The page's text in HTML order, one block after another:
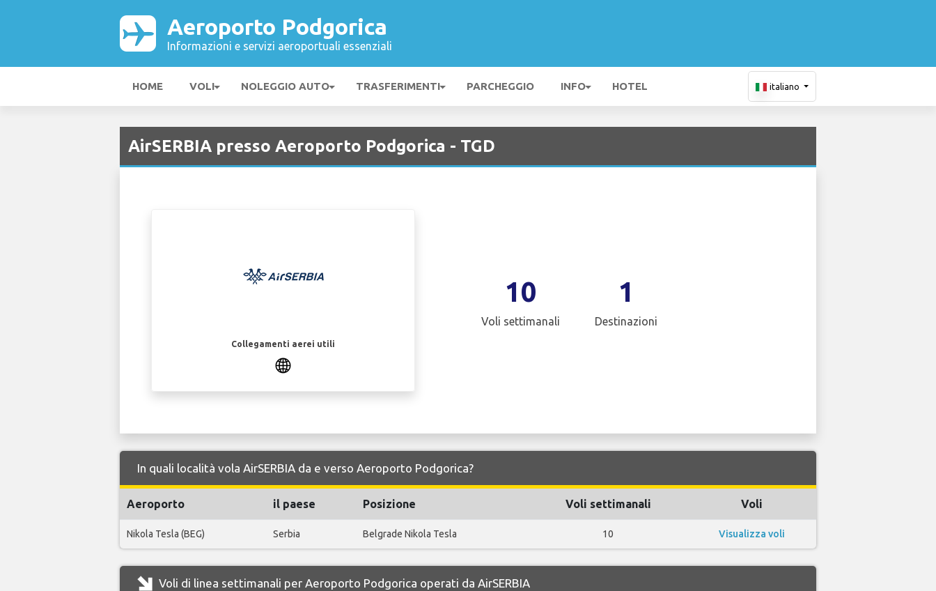
Aeroporto Podgorica
Informazioni e servizi aeroportuali essenziali
HOME VOLI NOLEGGIO AUTO TRASFERIMENTI PARCHEGGIO INFO HOTEL italiano
AirSERBIA presso Aeroporto Podgorica - TGD
Collegamenti aerei utili
10
Voli settimanali
1
Destinazioni
In quali località vola AirSERBIA da e verso Aeroporto Podgorica?
Aeroporto il paese Posizione Voli settimanali Voli
Nikola Tesla (BEG) Serbia Belgrade Nikola Tesla 10 Visualizza voli
Voli di linea settimanali per Aeroporto Podgorica operati da AirSERBIA